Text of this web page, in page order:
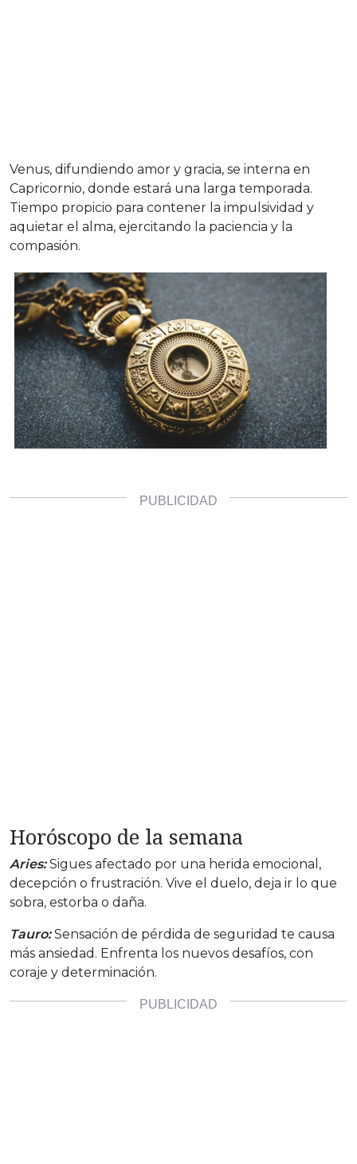
Venus, difundiendo amor y gracia, se interna en
Capricornio, donde estará una larga temporada.
Tiempo propicio para contener la impulsividad y
aquietar el alma, ejercitando la paciencia y la
compasión.
Horóscopo de la semana
Aries: Sigues afectado por una herida emocional,
decepción o frustración. Vive el duelo, deja ir lo que
sobra, estorba o daña.
Tauro:Sensación de pérdida de seguridad te causa
más ansiedad. Enfrenta los nuevos desafíos, con
coraje y determinación.